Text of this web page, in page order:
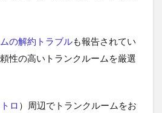
の解約トラブルも報告されてい
性の高いトランクルームを厳選
ロ ）周辺でトランクルームをお